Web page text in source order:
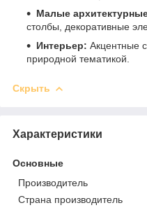
Малые
столбы, декоративные
Интерьер: Акцентные
природной тематикой.
Скрыть
Характеристики
Основные
Производитель
Страна производитель